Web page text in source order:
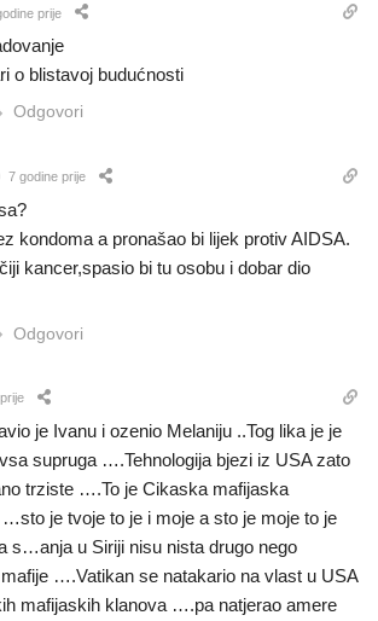
prije
o blistavoj budućnosti
Odgovori
7 godine prije
kondoma a pronašao bi lijek protiv AIDSA.
kancer,spasio bi tu osobu i dobar dio
Odgovori
je Ivanu i ozenio Melaniju ..Tog lika je je
supruga ….Tehnologija bjezi iz USA zato
trziste ….To je Cikaska mafijaska
je tvoje to je i moje a sto je moje to je
s…anja u Siriji nisu nista drugo nego
….Vatikan se natakario na vlast u USA
mafijaskih klanova ….pa natjerao amere